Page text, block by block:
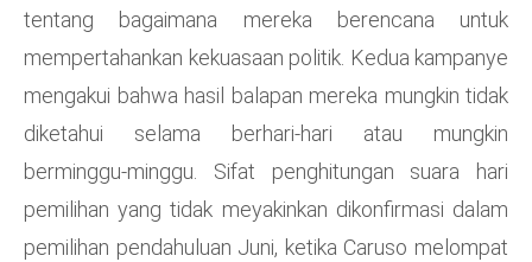
tentang bagaimana mereka berencana untuk
mempertahankan kekuasaan politik. Kedua kampanye
mengakui bahwa hasil balapan mereka mungkin tidak
diketahui selama berhari-hari atau mungkin
berminggu-minggu. Sifat penghitungan suara hari
pemilihan yang tidak meyakinkan dikonfirmasi dalam
pemilihan pendahuluan Juni, ketika Caruso melompat